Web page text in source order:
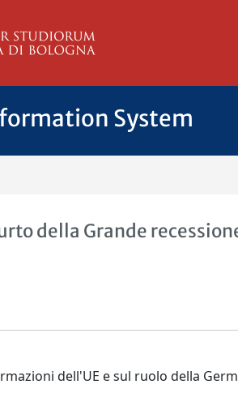
System
della Grande
dell'UE e sul ruolo della